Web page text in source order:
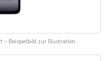
– Beispielbild zur Illustration.